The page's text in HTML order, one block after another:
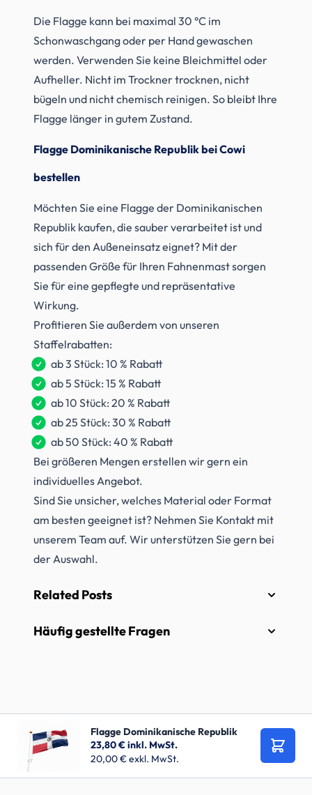
Die Flagge kann bei maximal 30 °C im
Schonwaschgang oder per Hand gewaschen
werden. Verwenden Sie keine Bleichmittel oder
Aufheller. Nicht im Trockner trocknen, nicht
bügeln und nicht chemisch reinigen. So bleibt Ihre
Flagge länger in gutem Zustand.
Flagge Dominikanische Republik bei Cowi
bestellen
Möchten Sie eine Flagge der Dominikanischen
Republik kaufen, die sauber verarbeitet ist und
sich für den Außeneinsatz eignet? Mit der
passenden Größe für Ihren Fahnenmast sorgen
Sie für eine gepflegte und repräsentative
Wirkung.
Profitieren Sie außerdem von unseren
Staffelrabatten:
ab 3 Stück: 10 % Rabatt
ab 5 Stück: 15 % Rabatt
ab 10 Stück: 20 % Rabatt
ab 25 Stück: 30 % Rabatt
ab 50 Stück: 40 % Rabatt
Bei größeren Mengen erstellen wir gern ein
individuelles Angebot.
Sind Sie unsicher, welches Material oder Format
am besten geeignet ist? Nehmen Sie Kontakt mit
unserem Team auf. Wir unterstützen Sie gern bei
der Auswahl.
Related Posts
Häufig gestellte Fragen
Flagge Dominikanische Republik
20,00 €exkl. MwSt.
23,80 €inkl. MwSt.
In